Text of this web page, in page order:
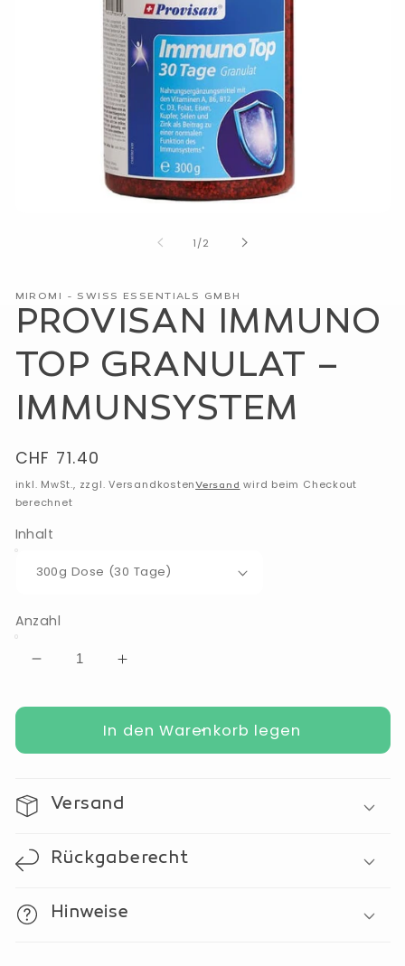
1/
von
2
MIROMI - SWISS ESSENTIALS GMBH
PROVISAN IMMUNO
TOP GRANULAT –
IMMUNSYSTEM
Normaler
Preis
CHF 71.40
inkl. MwSt., zzgl. VersandkostenVersand wird beim Checkout
berechnet
Inhalt
Anzahl
Verringere
Menge
PROVISAN
TOP
GRANULAT
IMMUNSYSTEM
Erhöhe
Menge
für
PROVISAN
TOP
GRANULAT
IMMUNSYSTEM
In den Warenkorb legen
Versand
Rückgaberecht
Hinweise